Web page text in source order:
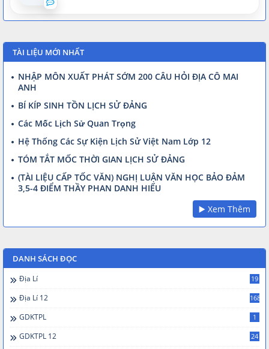
TÀI LIỆU MỚI NHẤT
NHẬP MÔN XUẤT PHÁT SỚM 200 CÂU HỎI ĐỊA CÔ MAI
ANH
BÍ KÍP SINH TỒN LỊCH SỬ ĐẢNG
Các Mốc Lịch Sử Quan Trọng
Hệ Thống Các Sự Kiện Lịch Sử Việt Nam Lớp 12
TÓM TẮT MỐC THỜI GIAN LỊCH SỬ ĐẢNG
(TÀI LIỆU CẤP TỐC VĂN) NGHỊ LUẬN VĂN HỌC BẢO ĐẢM
3,5-4 ĐIỂM THẦY PHAN DANH HIẾU
▶️ Xem Thêm
DANH SÁCH ĐỌC
Địa Lí 19
Địa Lí 12 168
GDKTPL 1
GDKTPL 12 24